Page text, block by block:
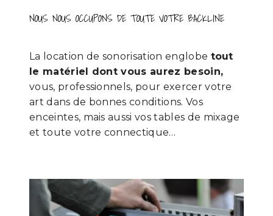
NOUS NOUS OCCUPONS DE TOUTE VOTRE BACKLINE
La location de sonorisation englobe tout
le matériel dont vous aurez besoin,
vous, professionnels, pour exercer votre
art dans de bonnes conditions. Vos
enceintes, mais aussi vos tables de mixage
et toute votre connectique…